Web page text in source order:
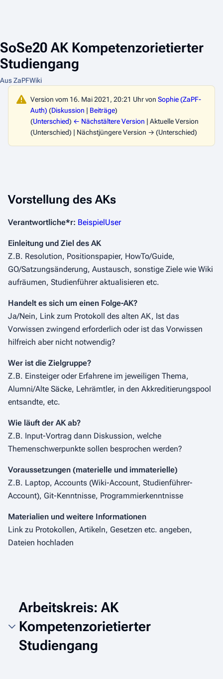
SoSe20 AK Kompetenzorietierter
Studiengang
Aus ZaPFWiki
Version vom 16. Mai 2021, 20:21 Uhr von Sophie (ZaPF-
Auth) (Diskussion | Beiträge)
(Unterschied) ← Nächstältere Version | Aktuelle Version
(Unterschied) | Nächstjüngere Version → (Unterschied)
Vorstellung des AKs
Verantwortliche*r: BeispielUser
Einleitung und Ziel des AK
Z.B. Resolution, Positionspapier, HowTo/Guide,
GO/Satzungsänderung, Austausch, sonstige Ziele wie Wiki
aufräumen, Studienführer aktualisieren etc.
Handelt es sich um einen Folge-AK?
Ja/Nein, Link zum Protokoll des alten AK, Ist das
Vorwissen zwingend erforderlich oder ist das Vorwissen
hilfreich aber nicht notwendig?
Wer ist die Zielgruppe?
Z.B. Einsteiger oder Erfahrene im jeweiligen Thema,
Alumni/Alte Säcke, Lehrämtler, in den Akkreditierungspool
entsandte, etc.
Wie läuft der AK ab?
Z.B. Input-Vortrag dann Diskussion, welche
Themenschwerpunkte sollen besprochen werden?
Voraussetzungen (materielle und immaterielle)
Z.B. Laptop, Accounts (Wiki-Account, Studienführer-
Account), Git-Kenntnisse, Programmierkenntnisse
Materialien und weitere Informationen
Link zu Protokollen, Artikeln, Gesetzen etc. angeben,
Dateien hochladen
Arbeitskreis: AK
Kompetenzorietierter
Studiengang